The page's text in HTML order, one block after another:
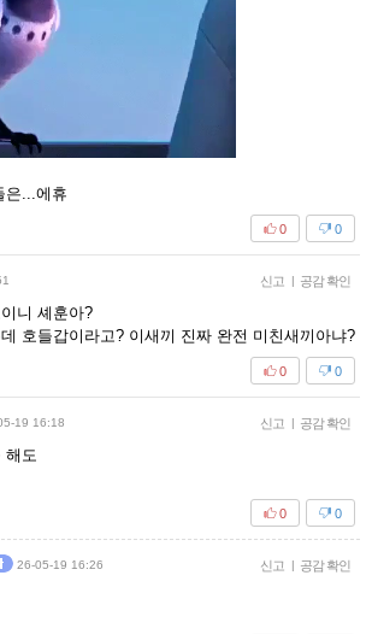
은...에휴
0
0
신고 | 공감 확인
니 셰훈아?
호들갑이라고? 이새끼 진짜 완전 미친새끼아냐?
0
0
19 16:18 신고 | 공감 확인
해도
0
0
26-05-19 16:26 신고 | 공감 확인